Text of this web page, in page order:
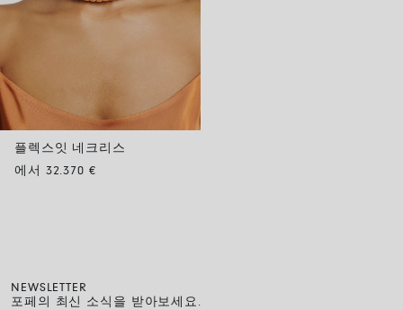
플렉스잇 네크리스
에서 32.370 €
NEWSLETTER
포페의 최신 소식을 받아보세요.